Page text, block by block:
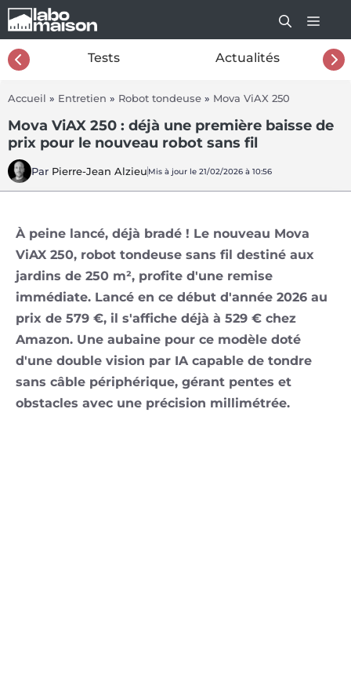
Aller
au
contenu
Tests Actualités
Accueil » Entretien » Robot tondeuse » Mova ViAX 250
Mova ViAX 250 : déjà une première baisse de
prix pour le nouveau robot sans fil
Par Pierre-Jean Alzieu Mis à jour le 21/02/2026 à 10:56
À peine lancé, déjà bradé ! Le nouveau Mova
ViAX 250, robot tondeuse sans fil destiné aux
jardins de 250 m², profite d'une remise
immédiate. Lancé en ce début d'année 2026 au
prix de 579 €, il s'affiche déjà à 529 € chez
Amazon. Une aubaine pour ce modèle doté
d'une double vision par IA capable de tondre
sans câble périphérique, gérant pentes et
obstacles avec une précision millimétrée.